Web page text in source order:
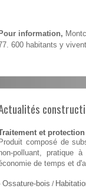
Pour information,
600 habitants y
et
Produit composé de
polluant, pratique
de temps et
Ossature-bois /